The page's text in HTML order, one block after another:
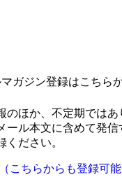
マガジン登録はこちら
のほか、不定期では
ール本文に含めて発
ください。
こちらからも登録可能